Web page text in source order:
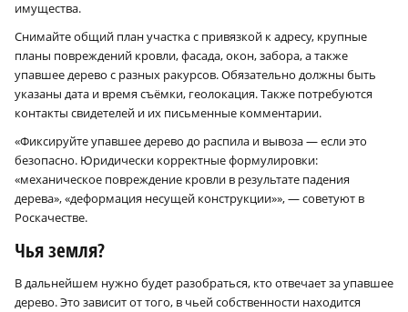
имущества.
Снимайте общий план участка с привязкой к адресу, крупные
планы повреждений кровли, фасада, окон, забора, а также
упавшее дерево с разных ракурсов. Обязательно должны быть
указаны дата и время съёмки, геолокация. Также потребуются
контакты свидетелей и их письменные комментарии.
«Фиксируйте упавшее дерево до распила и вывоза — если это
безопасно. Юридически корректные формулировки:
«механическое повреждение кровли в результате падения
дерева», «деформация несущей конструкции»», — советуют в
Роскачестве.
Чья земля?
В дальнейшем нужно будет разобраться, кто отвечает за упавшее
дерево. Это зависит от того, в чьей собственности находится